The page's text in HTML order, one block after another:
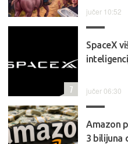
jučer 10:52
SpaceX
jučer 06:30
7
Amazon
3 bilijuna